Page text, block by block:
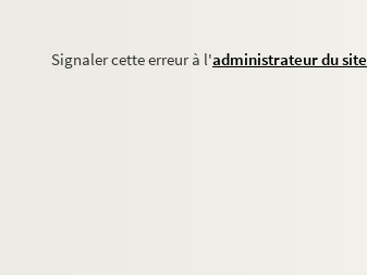
Signaler cette erreur à l'administrateur du site